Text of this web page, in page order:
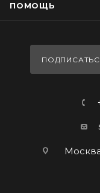
ПОМОЩЬ